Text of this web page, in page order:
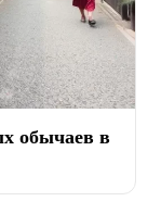
обычаев в